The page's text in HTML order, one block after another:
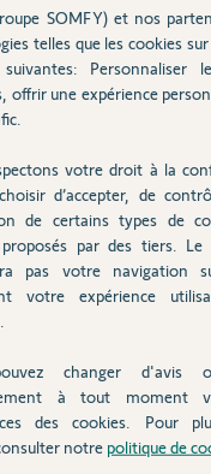
un pro
la manœuvre à faire avec
des ouvriers qui rentrent
ouvert pendant un
de 5 ans
au fil de
SOMFY) et nos
telles que les cookies
suivantes: Personnaliser
offrir une expérience
votre droit à la
d’accepter, de
de certains types de
proposés par des tiers. Le
pas votre navigation
votre expérience
changer d'avis
à tout moment
des cookies. Pour
notre politique de